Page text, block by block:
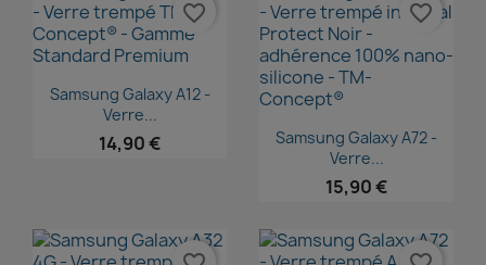
Aperçu rapide
Samsung Galaxy A12 -
Verre...
14,90 €
favorite_border
Aperçu rapide
Samsung Galaxy A72 -
Verre...
15,90 €
favorite_border